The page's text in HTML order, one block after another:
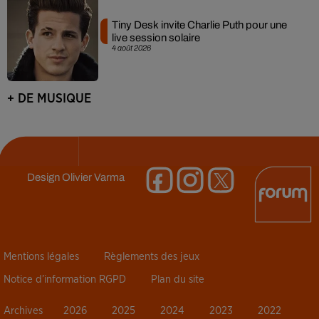
4 août 2026
Tiny Desk invite Charlie Puth pour une
live session solaire
+ DE MUSIQUE
DesignOlivier Varma
Mentions légales Règlements des jeux
Notice d’information RGPD Plan du site
Archives 2026 2025 2024 2023 2022